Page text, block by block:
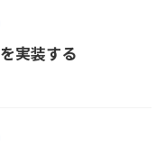
実装する